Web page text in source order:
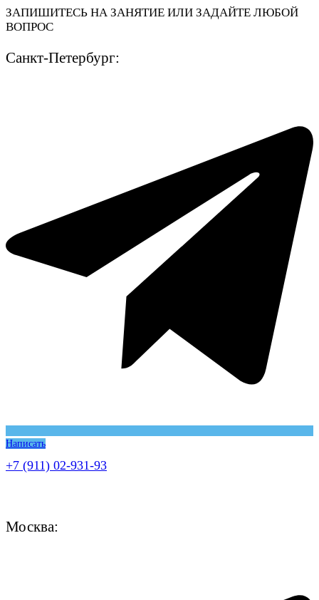
ЗАПИШИТЕСЬ НА ЗАНЯТИЕ ИЛИ ЗАДАЙТЕ ЛЮБОЙ
ВОПРОС
Санкт-Петербург:
Написать
+7 (911) 02-931-93
Москва: